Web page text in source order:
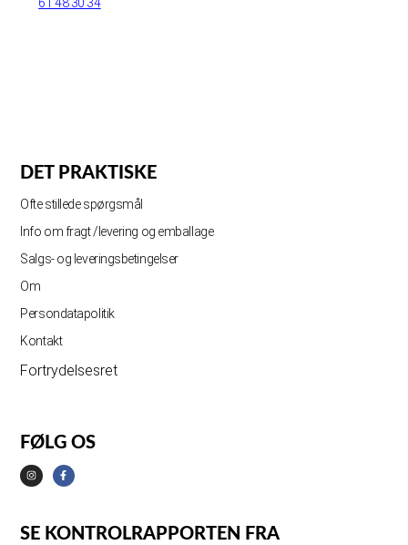
DET PRAKTISKE
Ofte stillede spørgsmål
Info om fragt /levering og emballage
Salgs- og leveringsbetingelser
Om
Persondatapolitik
Kontakt
Fortrydelsesret
FØLG OS
SE KONTROLRAPPORTEN FRA